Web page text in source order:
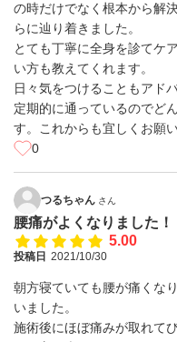
の時だけでなく根本から解
らに辿り着きました。
とても丁寧に全身を診てケ
い方も教えてくれます。
日々気をつけることもアド
定期的に通っているのでど
す。これからも宜しくお願
0
つるちゃん さん
腰痛がよくなりました！
5.00
投稿日 2021/10/30
朝方寝ていても腰が痛くな
いました。
施術後にほぼ痛みが取れて